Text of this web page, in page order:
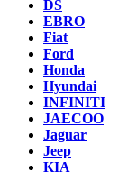
DS
EBRO
Fiat
Ford
Honda
Hyundai
INFINITI
JAECOO
Jaguar
Jeep
KIA